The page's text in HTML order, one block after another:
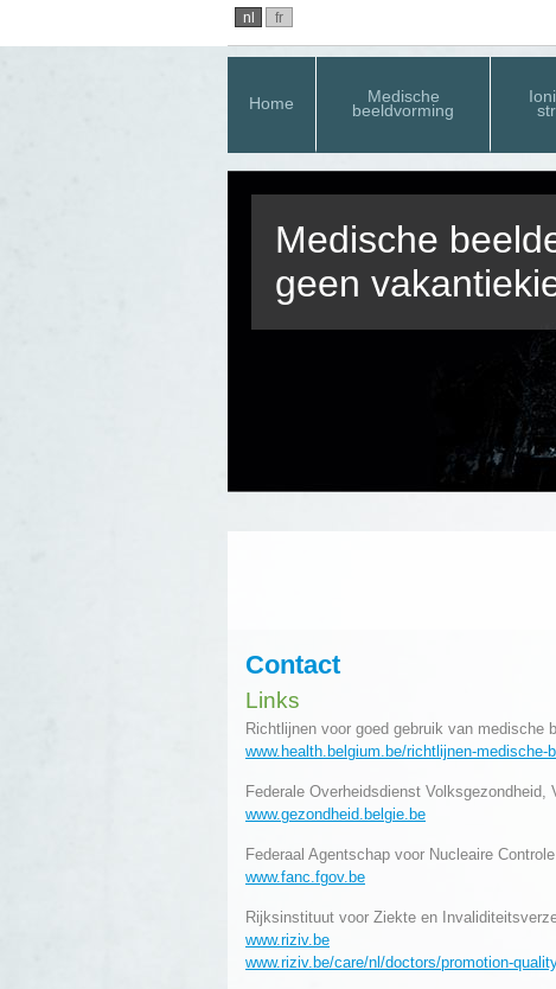
nl fr
Home Medische
beeldvorming
Medische
geen
Contact
Links
Richtlijnen voor goed gebruik van medische
www.health.belgium.be/richtlijnen-medische-
Federale Overheidsdienst
www.gezondheid.belgie.be
Federaal Agentschap voor Nucleaire
www.fanc.fgov.be
Rijksinstituut voor Ziekte en
www.riziv.be
www.riziv.be/care/nl/doctors/promotion-